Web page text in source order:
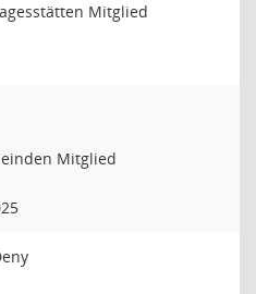
Mitglied
Mitglied